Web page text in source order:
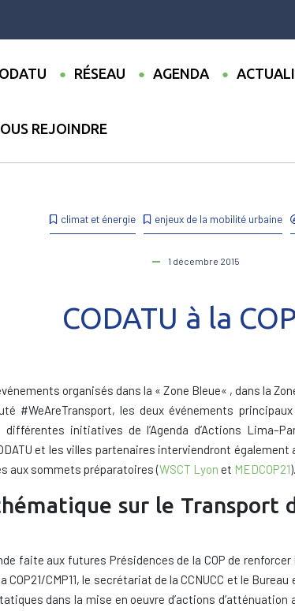
RÉSEAU AGENDA
REJOINDRE
climat et énergie enjeux de la mobilité urbaine
1 décembre 2015
CODATU à la
organisés dans la « Zone Bleue« , dans la Z
#WeAreTransport, les deux événements principaux
différentes initiatives de l’Agenda d’Actions Lima–
et les villes partenaires interviendront également
aux sommets préparatoires (WSCT Lyon et MEDCOP21).
sur le Transport
faite aux futures Présidences de la COP de
COP21/CMP11, le secrétariat de la CCNUCC et le
dans la mise en oeuvre d’actions